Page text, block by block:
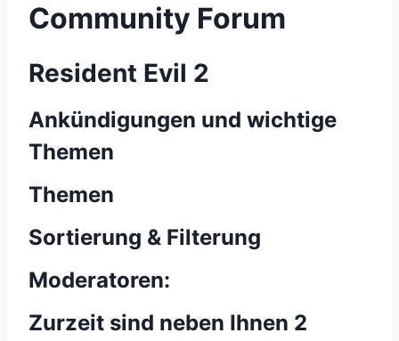
Community Forum
Resident Evil 2
Ankündigungen und wichtige
Themen
Themen
Sortierung & Filterung
Moderatoren:
Zurzeit sind neben Ihnen 2